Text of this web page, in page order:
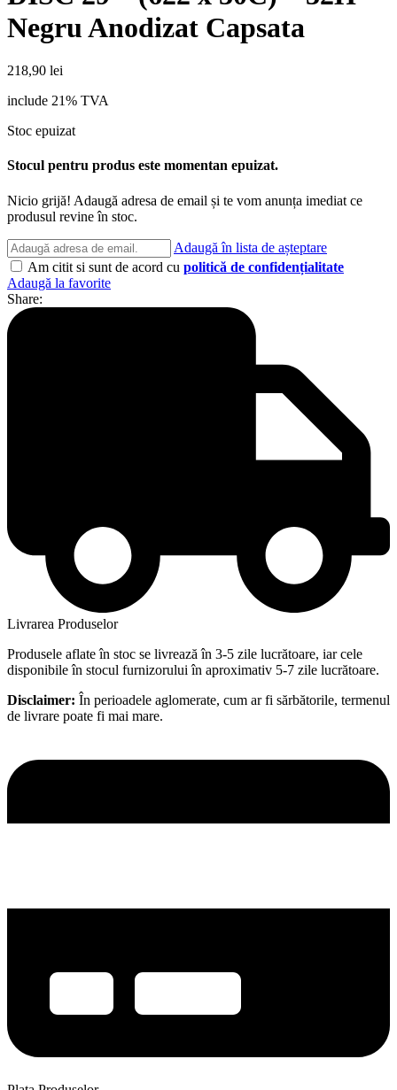
Negru Anodizat Capsata
218,90 lei
include 21% TVA
Stoc epuizat
Stocul pentru produs este momentan epuizat.
Nicio grijă! Adaugă adresa de email și te vom anunța imediat ce
produsul revine în stoc.
Adaugă în lista de așteptare
Am citit si sunt de acord cu politică de confidențialitate
Adaugă la favorite
Share:
Livrarea Produselor
Produsele aflate în stoc se livrează în 3-5 zile lucrătoare, iar cele
disponibile în stocul furnizorului în aproximativ 5-7 zile lucrătoare.
Disclaimer: În perioadele aglomerate, cum ar fi sărbătorile, termenul
de livrare poate fi mai mare.